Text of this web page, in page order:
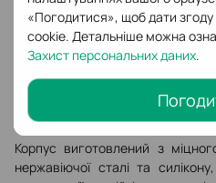
«Погодитися», щоб дати
cookie. Детальніше можна
Захист персональних даних.
насиченого напою зі щільною
готують професійні баристи.
Система не потребує
досягнення максимального
поршень із силою, що
еспресо необхідно виконати
Корпус виготовлений з
нержавіючої сталі та